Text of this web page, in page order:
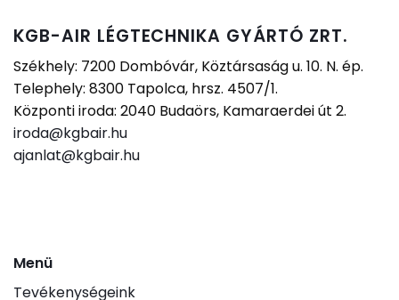
KGB-AIR LÉGTECHNIKA GYÁRTÓ ZRT.
Székhely: 7200 Dombóvár, Köztársaság u. 10. N. ép.
Telephely: 8300 Tapolca, hrsz. 4507/1.
Központi iroda: 2040 Budaörs, Kamaraerdei út 2.
iroda@kgbair.hu
ajanlat@kgbair.hu
Menü
Tevékenységeink